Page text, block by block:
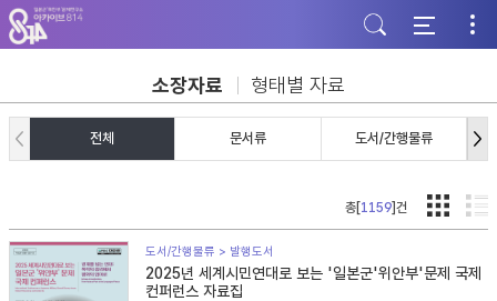
주
메
뉴
가
기
본
문
바
기
하
단
바
기
소장자료 형태별 자료
전체 문서류 도서/간행물류
총[1159]건
도서/간행물류 > 발행도서
2025년 세계시민연대로 보는 '일본군'위안부'문제 국제
컨퍼런스 자료집